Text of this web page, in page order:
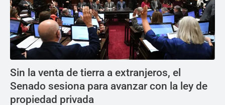
Sin la venta de tierra a extranjeros, el
Senado sesiona para avanzar con la ley de
propiedad privada